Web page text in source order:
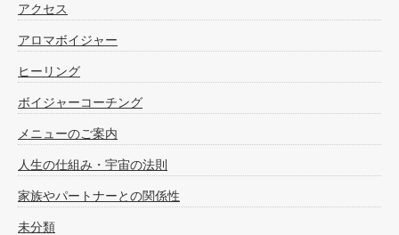
アクセス
アロマボイジャー
ヒーリング
ボイジャーコーチング
メニューのご案内
人生の仕組み・宇宙の法則
家族やパートナーとの関係性
未分類